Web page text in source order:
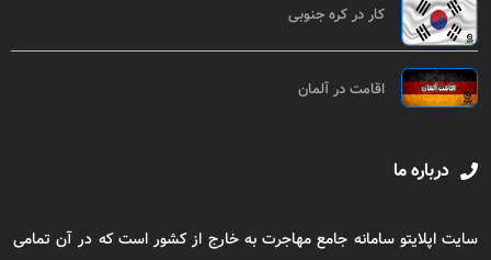
کار در کره جنوبی
اقامت در آلمان
درباره ما
سایت اپلایتو سامانه جامع مهاجرت به خارج از کشور است که در آن تمامی